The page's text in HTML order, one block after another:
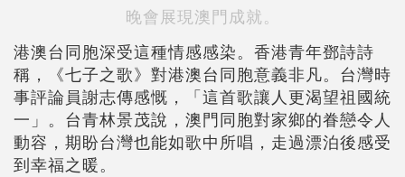
晚會展現澳門成就。
港澳台同胞深受這種情感感染。香港青年鄧詩詩
稱，《七子之歌》對港澳台同胞意義非凡。台灣時
事評論員謝志傳感慨，「這首歌讓人更渴望祖國統
一」。台青林景茂說，澳門同胞對家鄉的眷戀令人
動容，期盼台灣也能如歌中所唱，走過漂泊後感受
到幸福之暖。